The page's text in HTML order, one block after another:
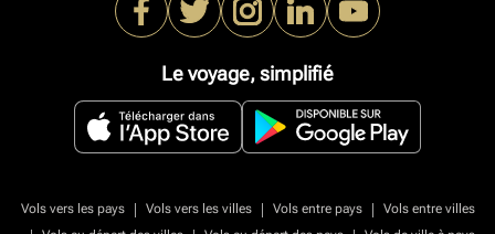
Le voyage, simplifié
Vols vers les pays | Vols vers les villes | Vols entre pays |
Vols entre villes